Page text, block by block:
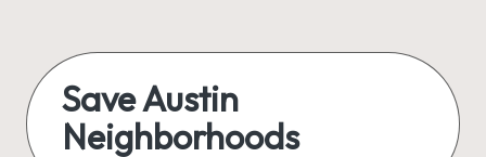
content
Save Austin
Neighborhoods